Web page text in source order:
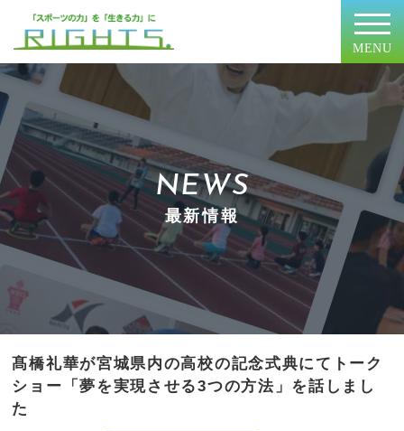
MENU
NEWS
最新情報
髙橋礼華が宮城県内の高校の記念式典にてトーク
ショー「夢を実現させる3つの方法」を話しまし
た